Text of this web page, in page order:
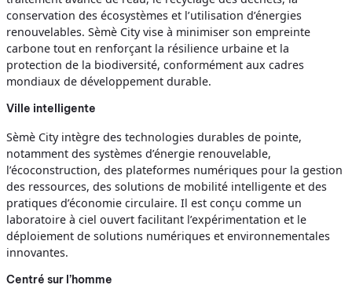
conservation des écosystèmes et l’utilisation d’énergies
renouvelables. Sèmè City vise à minimiser son empreinte
carbone tout en renforçant la résilience urbaine et la
protection de la biodiversité, conformément aux cadres
mondiaux de développement durable.
Ville intelligente
Sèmè City intègre des technologies durables de pointe,
notamment des systèmes d’énergie renouvelable,
l’écoconstruction, des plateformes numériques pour la gestion
des ressources, des solutions de mobilité intelligente et des
pratiques d’économie circulaire. Il est conçu comme un
laboratoire à ciel ouvert facilitant l’expérimentation et le
déploiement de solutions numériques et environnementales
innovantes.
Centré sur l’homme